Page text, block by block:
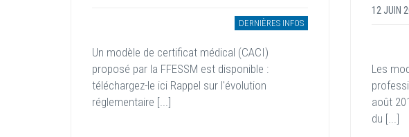
DERNIÈRES INFOS
Un modèle de certificat médical (CACI)
proposé par la FFESSM est disponible :
téléchargez-le ici Rappel sur l'évolution
réglementaire [...]
12 JUIN
Les
août
du [...]